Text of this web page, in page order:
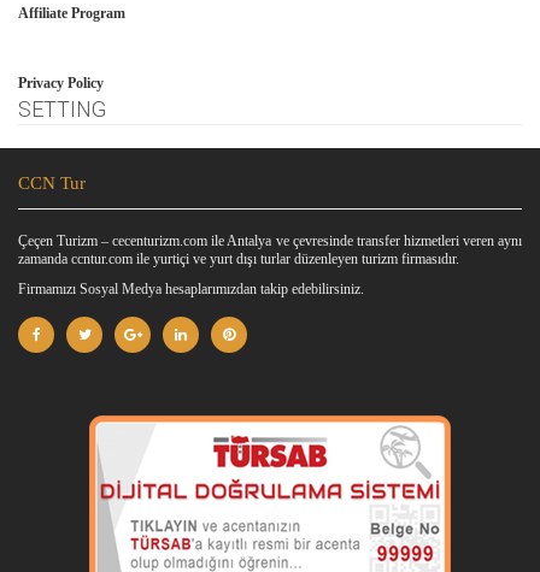
Affiliate Program
Privacy Policy
SETTING
CCN Tur
Çeçen Turizm – cecenturizm.com ile Antalya ve çevresinde transfer hizmetleri veren aynı
zamanda ccntur.com ile yurtiçi ve yurt dışı turlar düzenleyen turizm firmasıdır.
Firmamızı Sosyal Medya hesaplarımızdan takip edebilirsiniz.